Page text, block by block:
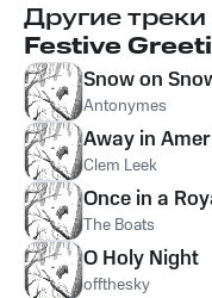
Другие
Festive
Snow on
Antonymes
Away in
Clem Leek
Once in a
The Boats
O Holy Night
offthesky